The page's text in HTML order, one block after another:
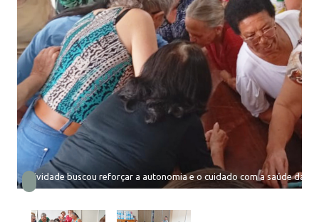
Atividade buscou reforçar a autonomia e o cuidado com a saúde da